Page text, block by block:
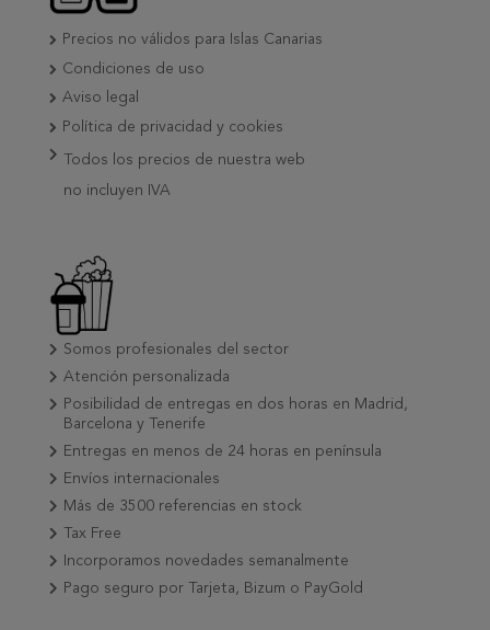
Precios no válidos para Islas Canarias
Condiciones de uso
Aviso legal
Política de privacidad y cookies
Todos los precios de nuestra web
no incluyen IVA
Somos profesionales del sector
Atención personalizada
Posibilidad de entregas en dos horas en Madrid,
Barcelona y Tenerife
Entregas en menos de 24 horas en península
Envíos internacionales
Más de 3500 referencias en stock
Tax Free
Incorporamos novedades semanalmente
Pago seguro por Tarjeta, Bizum o PayGold